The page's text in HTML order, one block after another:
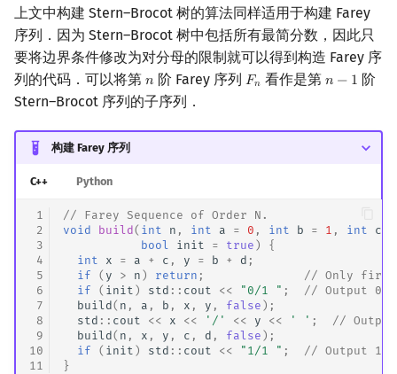
上文中构建 Stern–Brocot 树的算法同样适用于构建 Farey
序列．因为 Stern–Brocot 树中包括所有最简分数，因此只
要将边界条件修改为对分母的限制就可以得到构造 Farey 序
列的代码．可以将第 𝑛
n 阶 Farey 序列 𝐹𝑛
Fn 看作是第 𝑛 − 1
n−1
阶
Stern–Brocot 序列的子序列．
构建 Farey 序列
C++ Python
1
2
3
4
5
6
7
8
9
10
11
// Farey Sequence of Order N.
void
build( int n , int a = 0 , int b = 1 , int c
bool
init = true )
{
int
x = a + c , y = b + d ;
if
( y > n ) return ;
// Only first
if
( init ) std :: cout << "0/1 " ;
// Output 0/
build( n , a , b , x , y , false );
std :: cout << x << '/' << y << ' ' ;
//
build( n , x , y , c , d , false );
if
( init ) std :: cout << "1/1 " ;
// Output 1/
}